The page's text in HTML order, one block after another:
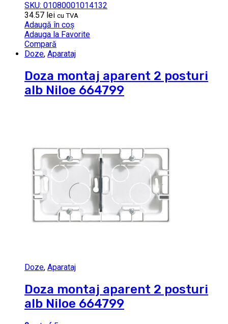
SKU: 01080001014132
34.57 lei cu TVA
Adaugă în coș
Adauga la Favorite
Compară
Doze, Aparataj
Doza montaj aparent 2 posturi
alb Niloe 664799
Doze, Aparataj
Doza montaj aparent 2 posturi
alb Niloe 664799